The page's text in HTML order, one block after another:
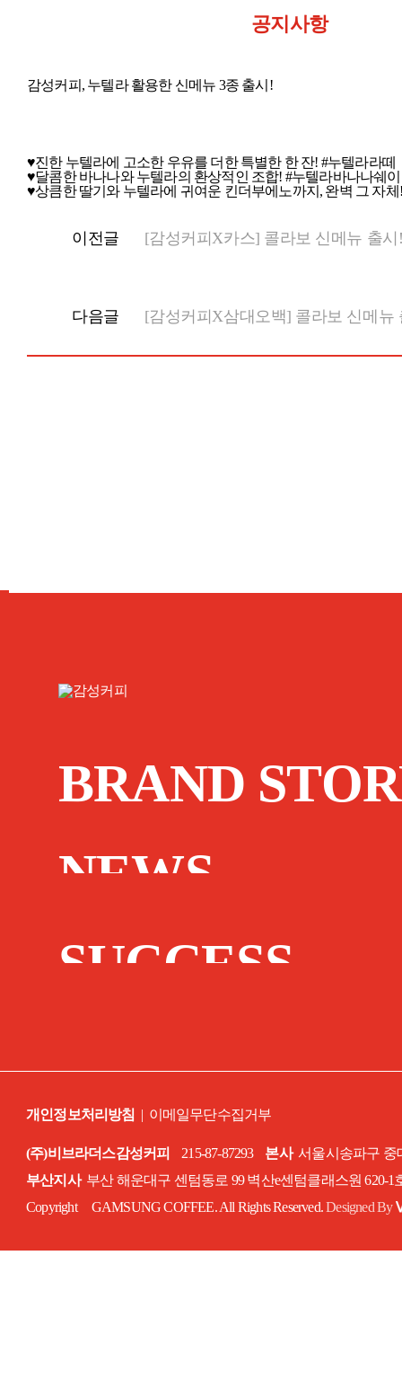
공지사항
감성커피, 누텔라 활용한 신메뉴 3종 출시!
♥진한 누텔라에 고소한 우유를 더한 특별한 한 잔! #누텔라라떼
♥달콤한 바나나와 누텔라의 환상적인 조합! #누텔라바나나쉐
♥상큼한 딸기와 누텔라에 귀여운 킨더부에노까지, 완벽 그 자
이전글 [감성커피X카스] 콜라보 신메뉴 출시
다음글 [감성커피X삼대오백] 콜라보 신메뉴
BRAND
NEWS
SUCCESS
개인정보처리방침 | 이메일무단수집거부
(주)비브라더스감성커피 215-87-87293 본사서울시송파구 중
부산지사부산 해운대구 센텀동로 99 벽산e센텀클래스원 620-1
Copyright GAMSUNG COFFEE. All Rights Reserved.Designed By